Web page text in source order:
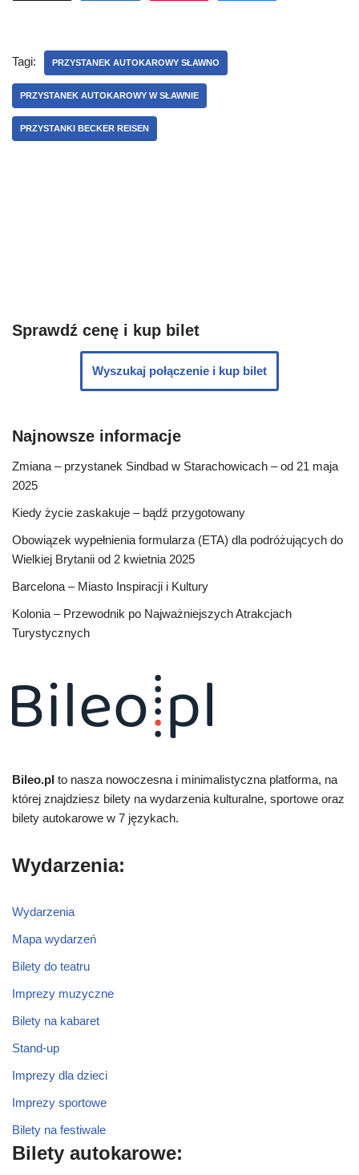
Tagi: PRZYSTANEK AUTOKAROWY SŁAWNO
PRZYSTANEK AUTOKAROWY W SŁAWNIE
PRZYSTANKI BECKER REISEN
Sprawdź cenę i kup bilet
Wyszukaj połączenie i kup bilet
Najnowsze informacje
Zmiana – przystanek Sindbad w Starachowicach – od 21 maja
2025
Kiedy życie zaskakuje – bądź przygotowany
Obowiązek wypełnienia formularza (ETA) dla podróżujących do
Wielkiej Brytanii od 2 kwietnia 2025
Barcelona – Miasto Inspiracji i Kultury
Kolonia – Przewodnik po Najważniejszych Atrakcjach
Turystycznych
Bileo.pl to nasza nowoczesna i minimalistyczna platforma, na
której znajdziesz bilety na wydarzenia kulturalne, sportowe oraz
bilety autokarowe w 7 językach.
Wydarzenia:
Wydarzenia
Mapa wydarzeń
Bilety do teatru
Imprezy muzyczne
Bilety na kabaret
Stand-up
Imprezy dla dzieci
Imprezy sportowe
Bilety na festiwale
Bilety autokarowe: